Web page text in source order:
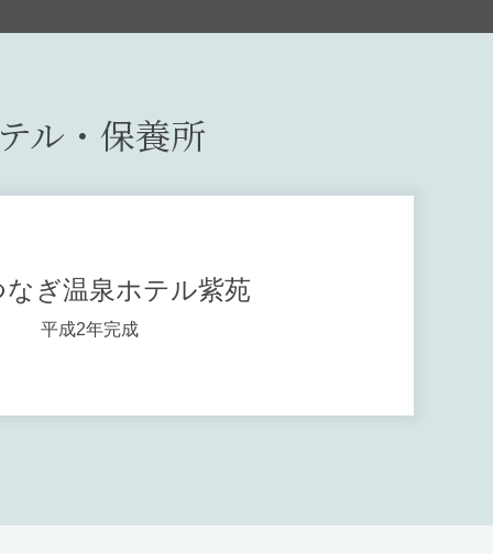
ル・保養所
なぎ温泉ホテル紫苑
平成2年完成